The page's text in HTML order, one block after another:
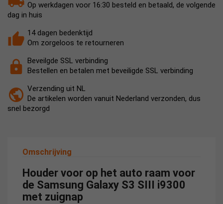
Op werkdagen voor 16:30 besteld en betaald, de volgende
dag in huis
14 dagen bedenktijd
Om zorgeloos te retourneren
Beveilgde SSL verbinding
Bestellen en betalen met beveiligde SSL verbinding
Verzending uit NL
De artikelen worden vanuit Nederland verzonden, dus
snel bezorgd
Omschrijving
Houder voor op het auto raam voor
de Samsung Galaxy S3 SIII i9300
met zuignap